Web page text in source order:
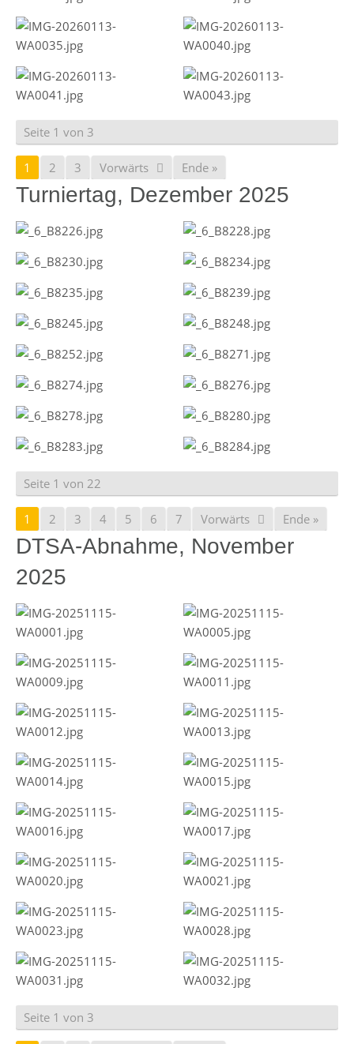
Seite 1 von 3
1 2 3 Vorwärts Ende »
Turniertag, Dezember 2025
Seite 1 von 22
1 2 3 4 5 6 7 Vorwärts Ende »
DTSA-Abnahme, November
2025
Seite 1 von 3